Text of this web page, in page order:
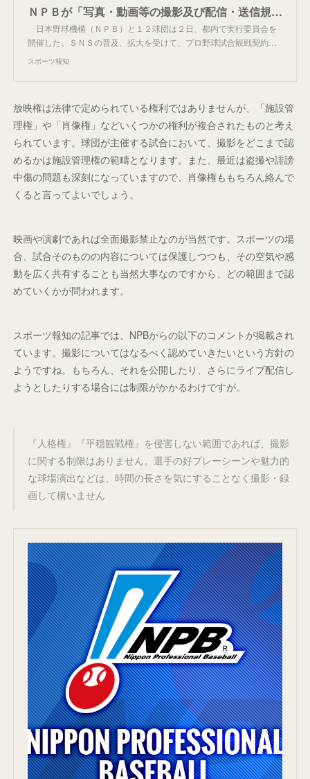
ＮＰＢが「写真・動画等の撮影及び配信・送信規程」を策定 来年２月１日から写真・動画の配信を禁止 - スポーツ報知
日本野球機構（ＮＰＢ）と１２球団は２日、都内で実行委員会を
開催した。ＳＮＳの普及、拡大を受けて、プロ野球試合観戦契約…
スポーツ報知
放映権は法律で定められている権利ではありませんが、「施設管
理権」や「肖像権」などいくつかの権利が複合されたものと考え
られています。球団が主催する試合において、撮影をどこまで認
めるかは施設管理権の範疇となります。また、最近は盗撮や誹謗
中傷の問題も深刻になっていますので、肖像権ももちろん絡んで
くると言ってよいでしょう。
映画や演劇であれば全面撮影禁止なのが当然です。スポーツの場
合、試合そのものの内容については保護しつつも、その空気や感
動を広く共有することも当然大事なのですから、どの範囲まで認
めていくかが問われます。
スポーツ報知の記事では、NPBからの以下のコメントが掲載され
ています。撮影についてはなるべく認めていきたいという方針の
ようですね。もちろん、それを公開したり、さらにライブ配信し
ようとしたりする場合には制限がかかるわけですが。
『人格権』『平穏観戦権』を侵害しない範囲であれば、撮影
に関する制限はありません。選手の好プレーシーンや魅力的
な球場演出などは、時間の長さを気にすることなく撮影・録
画して構いません